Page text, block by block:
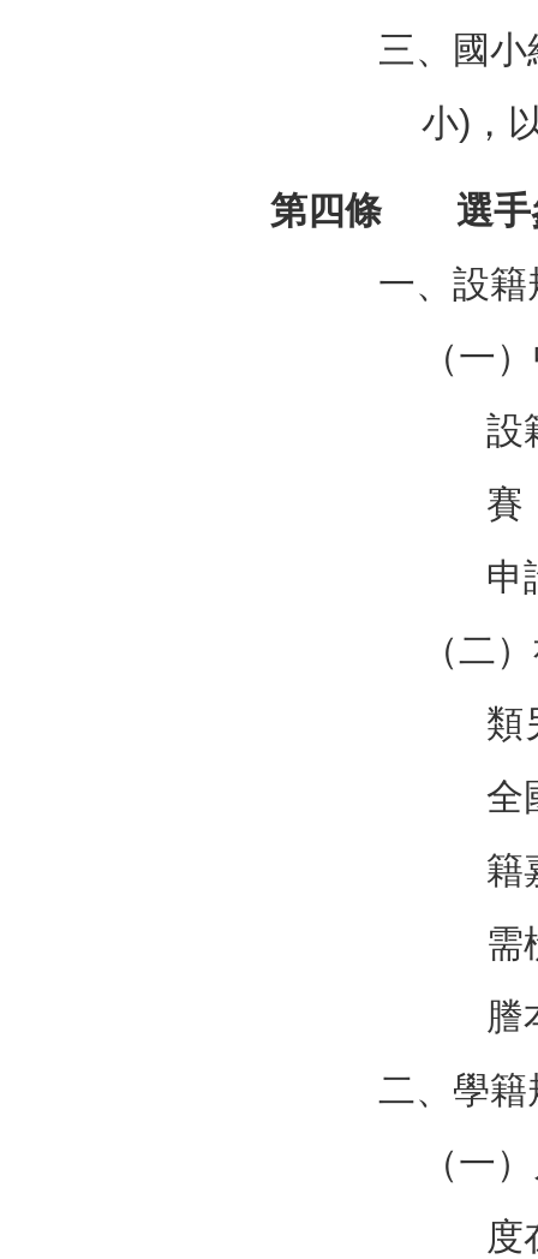
三、國
小)，
第四條 選手
一、設籍
（一
設
賽
申
（二
類
全
籍
需
謄
二、學籍
（一
度